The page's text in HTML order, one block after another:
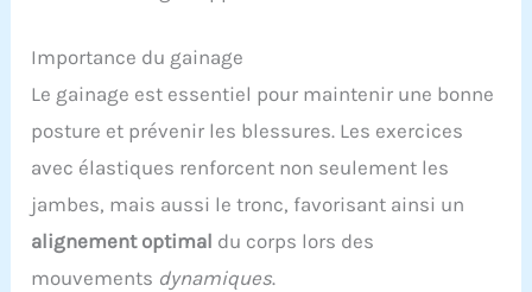
Importance du gainage
Le gainage est essentiel pour maintenir une bonne
posture et prévenir les blessures. Les exercices
avec élastiques renforcent non seulement les
jambes, mais aussi le tronc, favorisant ainsi un
alignement optimal du corps lors des
mouvements dynamiques.